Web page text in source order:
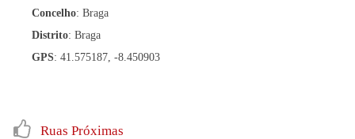
Concelho: Braga
Distrito: Braga
GPS: 41.575187, -8.450903
Ruas Próximas